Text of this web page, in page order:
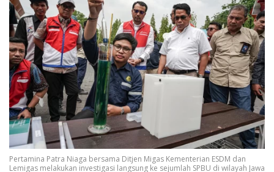
Pertamina Patra Niaga bersama Ditjen Migas Kementerian ESDM dan
Lemigas melakukan investigasi langsung ke sejumlah SPBU di wilayah Jawa